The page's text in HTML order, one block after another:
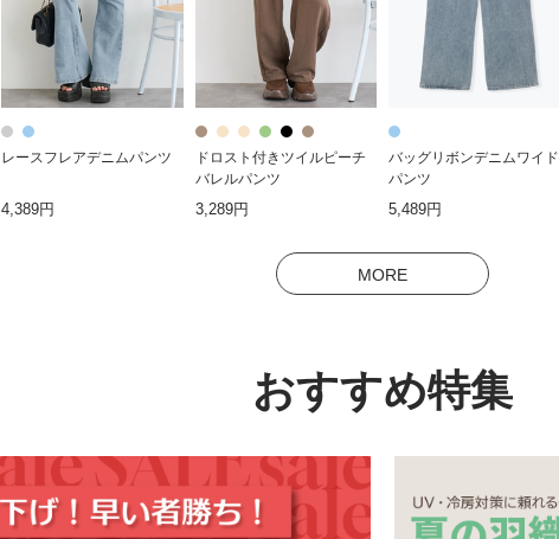
レースフレアデニムパンツ
4,389円
ドロスト付きツイルピーチ
バレルパンツ
3,289円
バッグリボンデニムワイド
パンツ
5,489円
MORE
おすすめ特集